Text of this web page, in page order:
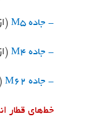
- جاده M5
- جاده M4
- جاده M62
خط‌های قطار